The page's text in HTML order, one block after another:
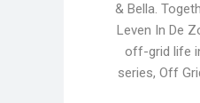
& Bella.
Leven In De
off-grid life
series, Off